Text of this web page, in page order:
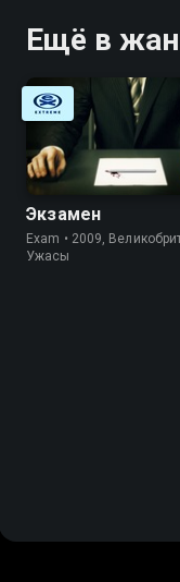
Ещё в
Экзамен
Exam • 2009,
Ужасы